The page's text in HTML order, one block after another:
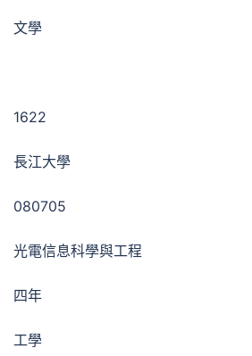
文學
1622
長江大學
080705
光電信息科學與工程
四年
工學